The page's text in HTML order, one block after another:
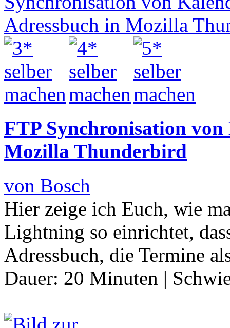
FTP Synchronisation
Mozilla Thunderbird
von Bosch
Hier zeige ich Euch, wie
Lightning so einrichtet,
Adressbuch, die Termine
Dauer: 20 Minuten |